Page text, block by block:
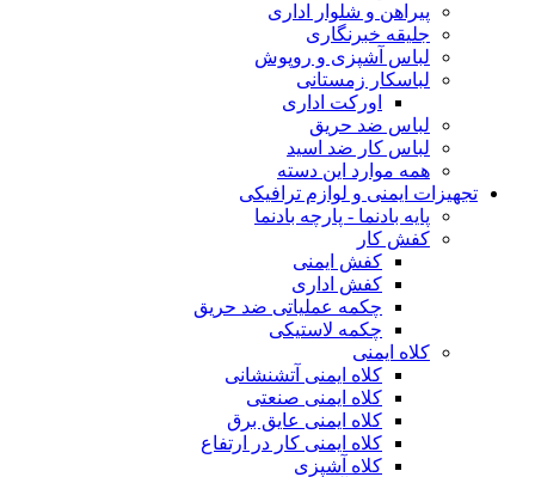
پیراهن و شلوار اداری
جلیقه خبرنگاری
لباس آشپزی و روپوش
لباسکار زمستانی
اورکت اداری
لباس ضد حریق
لباس کار ضد اسید
همه موارد این دسته
تجهیزات ایمنی و لوازم ترافیکی
پایه بادنما - پارچه بادنما
کفش کار
کفش ایمنی
کفش اداری
چکمه عملیاتی ضد حریق
چکمه لاستیکی
کلاه ایمنی
کلاه ایمنی آتشنشانی
کلاه ایمنی صنعتی
کلاه ایمنی عایق برق
کلاه ایمنی کار در ارتفاع
کلاه آشپزی